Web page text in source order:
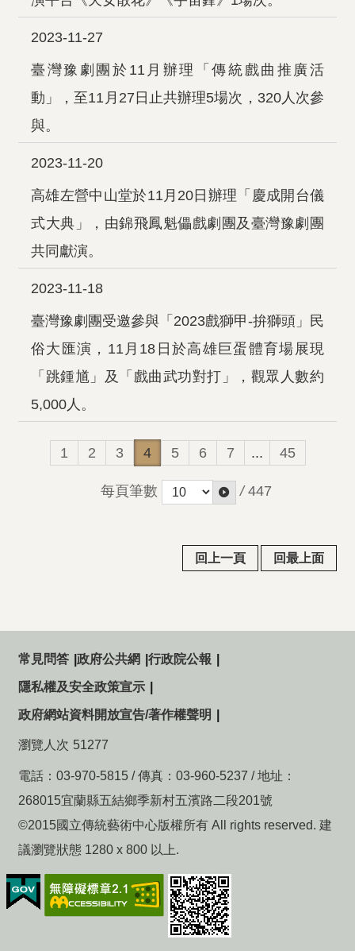
2023-11-27
臺灣豫劇團於11月辦理「傳統戲曲推廣活
動」，至11月27日止共辦理5場次，320人次參
與。
2023-11-20
高雄左營中山堂於11月20日辦理「慶成開台儀
式大典」，由錦飛鳳魁儡戲劇團及臺灣豫劇團
共同獻演。
2023-11-18
臺灣豫劇團受邀參與「2023戲獅甲-拚獅頭」民
俗大匯演，11月18日於高雄巨蛋體育場展現
「跳鍾馗」及「戲曲武功對打」，觀眾人數約
5,000人。
1 2 3 4 5 6 7 ... 45
每頁筆數 / 447
回上一頁 回最上面
常見問答 政府公共網 行政院公報
隱私權及安全政策宣示
政府網站資料開放宣告/著作權聲明
瀏覽人次 51277
電話：03-970-5815 / 傳真：03-960-5237 / 地址：
268015宜蘭縣五結鄉季新村五濱路二段201號
©2015國立傳統藝術中心版權所有 All rights reserved. 建
議瀏覽狀態 1280 x 800 以上.